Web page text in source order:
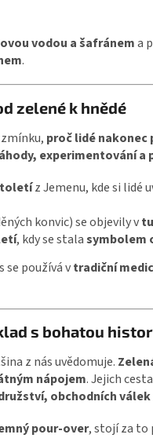
vodou a šafránema
.
zelené k hnědé
proč lidé nakonec
experimentování
z Jemenu, kde si lidé
konvic) se objevily v
, kdy se stalasymbolem
se používá vtradiční
s bohatou
z nás uvědomuje.
nápojem. Jejich
obchodních
pour-over, stojí za to